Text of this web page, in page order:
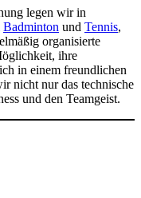
legen wir in
Badminton und Tennis,
organisierte
ihre
in einem freundlichen
nicht nur das technische
und den Teamgeist.